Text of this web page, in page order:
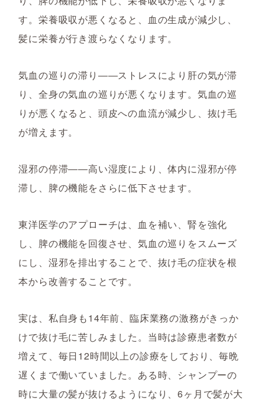
す。栄養吸収が悪くなると、血の生成が減少し、
髪に栄養が行き渡らなくなります。
気血の巡りの滞り――ストレスにより肝の気が滞
り、全身の気血の巡りが悪くなります。気血の巡
りが悪くなると、頭皮への血流が減少し、抜け毛
が増えます。
湿邪の停滞――高い湿度により、体内に湿邪が停
滞し、脾の機能をさらに低下させます。
東洋医学のアプローチは、血を補い、腎を強化
し、脾の機能を回復させ、気血の巡りをスムーズ
にし、湿邪を排出することで、抜け毛の症状を根
本から改善することです。
実は、私自身も14年前、臨床業務の激務がきっか
けで抜け毛に苦しみました。当時は診療患者数が
増えて、毎日12時間以上の診療をしており、毎晩
遅くまで働いていました。ある時、シャンプーの
時に大量の髪が抜けるようになり、6ヶ月で髪が大